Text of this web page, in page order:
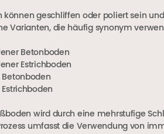
können geschliffen oder poliert sein
Varianten, die häufig synonym
Betonboden
Estrichboden
Betonboden
wird durch eine mehrstufige
umfasst die Verwendung von